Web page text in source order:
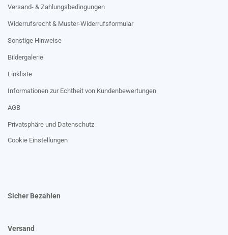
Versand- & Zahlungsbedingungen
Widerrufsrecht & Muster-Widerrufsformular
Sonstige Hinweise
Bildergalerie
Linkliste
Informationen zur Echtheit von Kundenbewertungen
AGB
Privatsphäre und Datenschutz
Cookie Einstellungen
Sicher Bezahlen
Versand